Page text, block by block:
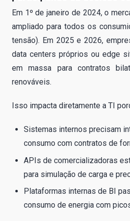
Em 1º de janeiro de 2024, o
ampliado para todos os
tensão). Em 2025 e 2026,
data centers próprios ou edge
em massa para contratos
renováveis.
Isso impacta diretamente a TI
Sistemas internos precisam
consumo com contratos de
APIs de comercializadoras
para simulação de carga e
Plataformas internas de BI
consumo de energia com